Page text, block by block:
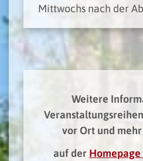
Mittwochs nach der
Weitere
vor Ort und
auf der